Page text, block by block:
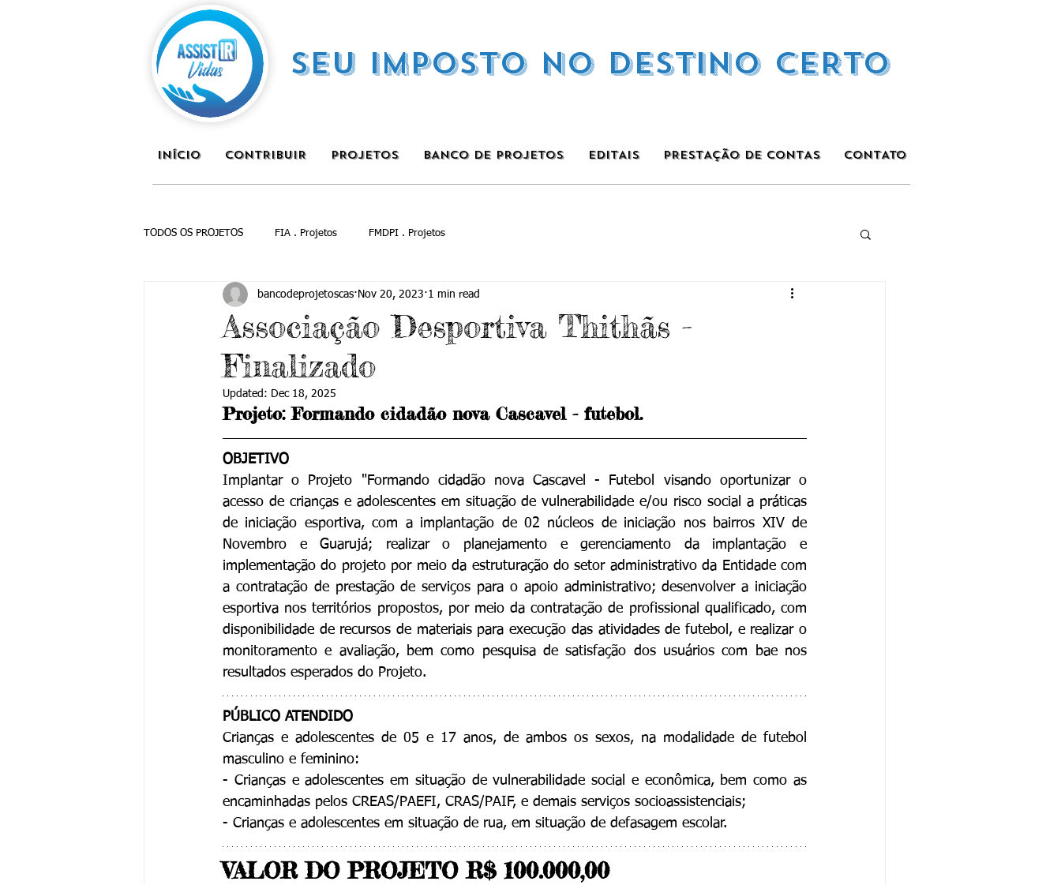
SEU IMPOSTO NO DESTINO CERTO
INÍCIO CONTRIBUIR PROJETOS BANCO DE PROJETOS EDITAIS PRESTAÇÃO DE CONTAS CONTATO
TODOS OS PROJETOS FIA . Projetos FMDPI . Projetos
Associação Desportiva Thithãs -
Finalizado
bancodeprojetoscas Nov 20, 2023 1 min read
Updated: Dec 18, 2025
Projeto: Formando cidadão nova Cascavel - futebol.
OBJETIVO
Implantar o Projeto "Formando cidadão nova Cascavel - Futebol visando oportunizar o
acesso de crianças e adolescentes em situação de vulnerabilidade e/ou risco social a práticas
de iniciação esportiva, com a implantação de 02 núcleos de iniciação nos bairros XIV de
Novembro e Guarujá; realizar o planejamento e gerenciamento da implantação e
implementação do projeto por meio da estruturação do setor administrativo da Entidade com
a contratação de prestação de serviços para o apoio administrativo; desenvolver a iniciação
esportiva nos territórios propostos, por meio da contratação de profissional qualificado, com
disponibilidade de recursos de materiais para execução das atividades de futebol, e realizar o
monitoramento e avaliação, bem como pesquisa de satisfação dos usuários com bae nos
resultados esperados do Projeto.
PÚBLICO ATENDIDO
Crianças e adolescentes de 05 e 17 anos, de ambos os sexos, na modalidade de futebol
masculino e feminino:
- Crianças e adolescentes em situação de vulnerabilidade social e econômica, bem como as
encaminhadas pelos CREAS/PAEFI, CRAS/PAIF, e demais serviços socioassistenciais;
- Crianças e adolescentes em situação de rua, em situação de defasagem escolar.
VALOR DO PROJETO R$ 100.000,00